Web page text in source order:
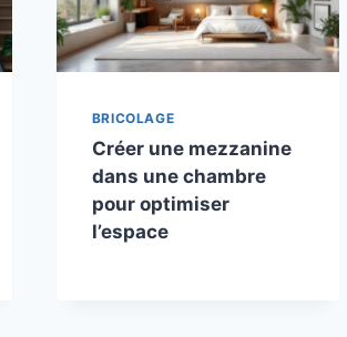
BRICOLAGE
Créer une mezzanine
dans une chambre
pour optimiser
l’espace